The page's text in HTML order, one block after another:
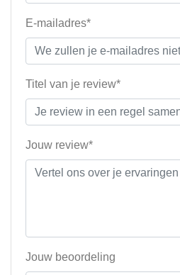
E-mailadres*
Titel van je review*
Jouw review*
Jouw beoordeling